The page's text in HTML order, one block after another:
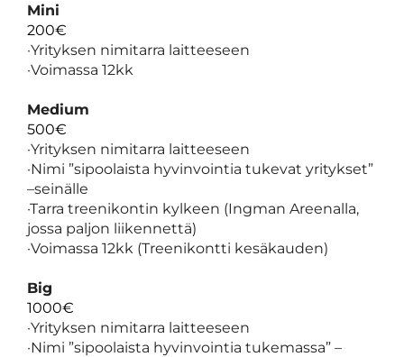
Mini
200€
·Yrityksen nimitarra laitteeseen
·Voimassa 12kk
Medium
500€
·Yrityksen nimitarra laitteeseen
·Nimi ”sipoolaista hyvinvointia tukevat yritykset”
–seinälle
·Tarra treenikontin kylkeen (Ingman Areenalla,
jossa paljon liikennettä)
·Voimassa 12kk (Treenikontti kesäkauden)
Big
1000€
·Yrityksen nimitarra laitteeseen
·Nimi ”sipoolaista hyvinvointia tukemassa” –